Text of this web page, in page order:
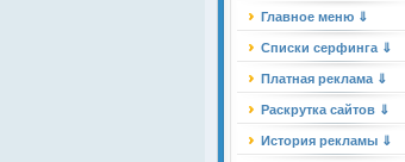
Главное меню ⇓
Списки серфинга ⇓
Платная реклама ⇓
Раскрутка сайтов ⇓
История рекламы ⇓